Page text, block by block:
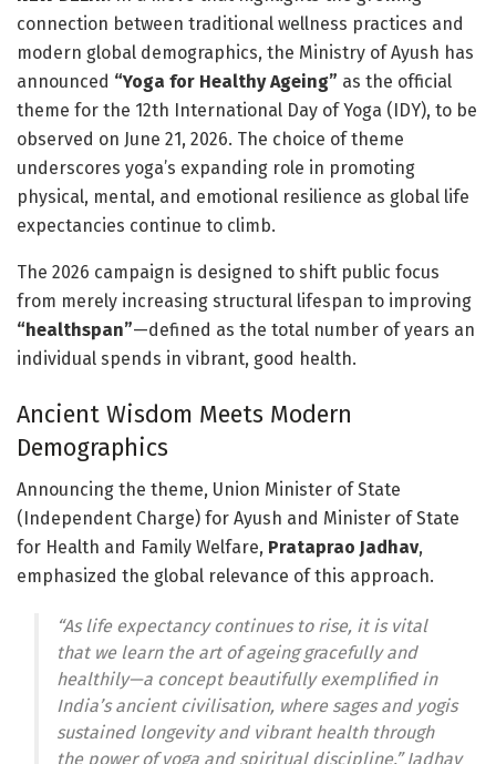
connection between traditional wellness practices and
modern global demographics, the Ministry of Ayush has
announced “Yoga for Healthy Ageing” as the official
theme for the 12th International Day of Yoga (IDY), to be
observed on June 21, 2026. The choice of theme
underscores yoga’s expanding role in promoting
physical, mental, and emotional resilience as global life
expectancies continue to climb.
The 2026 campaign is designed to shift public focus
from merely increasing structural lifespan to improving
“healthspan”—defined as the total number of years an
individual spends in vibrant, good health.
Ancient Wisdom Meets Modern
Demographics
Announcing the theme, Union Minister of State
(Independent Charge) for Ayush and Minister of State
for Health and Family Welfare, Prataprao Jadhav,
emphasized the global relevance of this approach.
“As life expectancy continues to rise, it is vital
that we learn the art of ageing gracefully and
healthily—a concept beautifully exemplified in
India’s ancient civilisation, where sages and yogis
sustained longevity and vibrant health through
the power of yoga and spiritual discipline,” Jadhav